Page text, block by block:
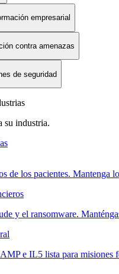
empresarial
contra amenazas
de seguridad
su industria.
de los pacientes. Mantenga
y el ransomware.
e IL5 lista para misiones